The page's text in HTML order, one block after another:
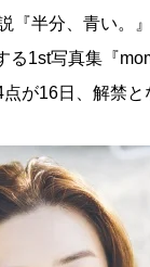
半分、青い。
る1st写真集『
が16日、解禁と